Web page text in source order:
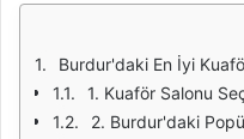
Burdur'daki En İyi
1. Kuaför Salonu
2. Burdur'daki